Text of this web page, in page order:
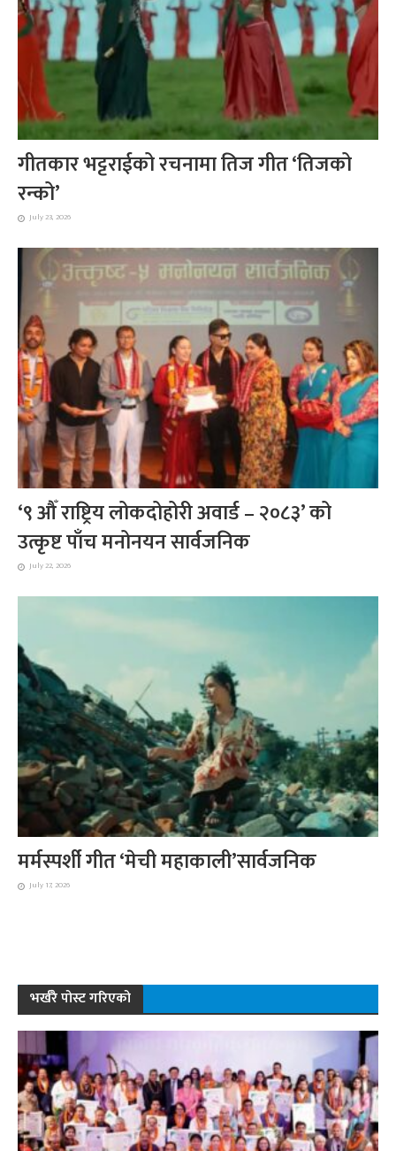
गीतकार भट्टराईको रचनामा तिज गीत ‘तिजको
रन्को’
July 23, 2026
‘९ औँ राष्ट्रिय लोकदोहोरी अवार्ड – २०८३’ को
उत्कृष्ट पाँच मनोनयन सार्वजनिक
July 22, 2026
मर्मस्पर्शी गीत ‘मेची महाकाली’सार्वजनिक
July 17, 2026
भर्खरै पोस्ट गरिएको